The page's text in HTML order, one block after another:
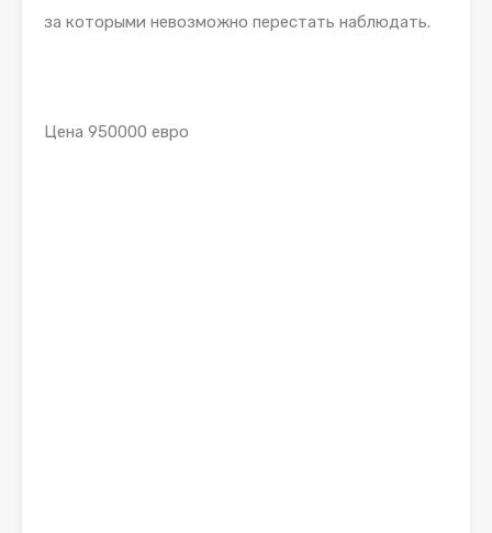
за которыми невозможно перестать наблюдать.
Цена 950000 евро